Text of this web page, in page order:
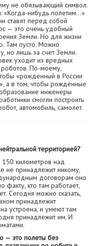
не обязывающий символ.
нибудь полетим…»
ставят перед собой
— это очень удобный
Земли. Но для жизни
Там пусто. Можно
но лишь за счет Земли.
уходит из вредных
роботов. По-моему,
«рожденный в России
а в том, чтобы рожденные
инженеры
смогли построить
автомобиль, самолет.
территорией?
150 километров над
не принадлежит никому,
договорам оно
кто там работает,
Сегодня можно сказать,
принадлежит
устроена, и умеют там
принадлежит им. И
— это полеты без